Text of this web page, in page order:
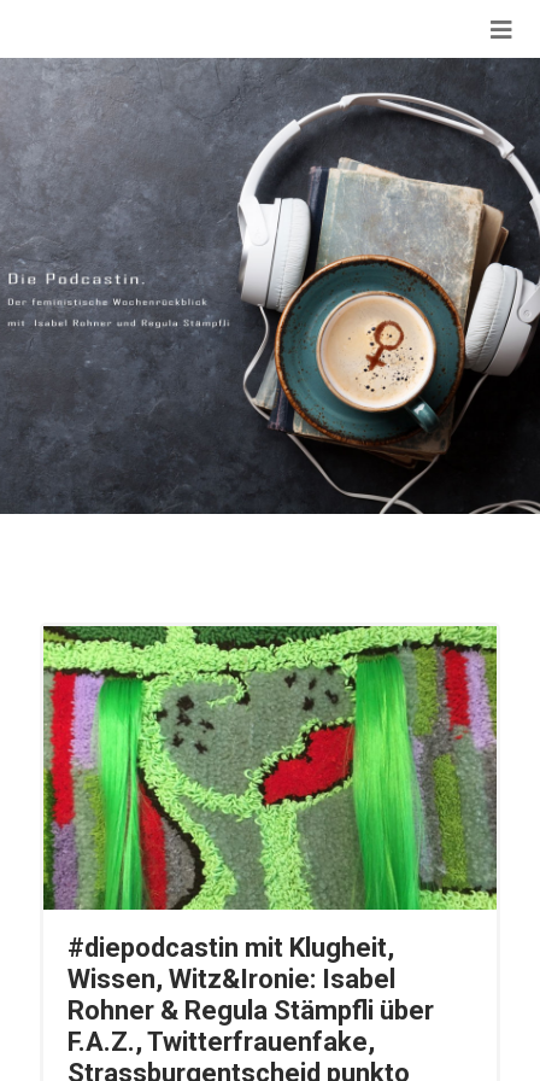
#diepodcastin mit Klugheit,
Wissen, Witz&Ironie: Isabel
Rohner & Regula Stämpfli über
F.A.Z., Twitterfrauenfake,
Strassburgentscheid punkto